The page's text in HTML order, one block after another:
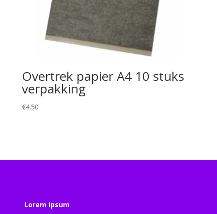
Overtrek papier A4 10 stuks
verpakking
€4.50
Lorem ipsum